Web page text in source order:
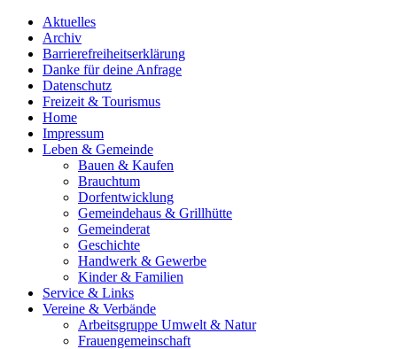
Aktuelles
Archiv
Barrierefreiheitserklärung
Danke für deine Anfrage
Datenschutz
Freizeit & Tourismus
Home
Impressum
Leben & Gemeinde
Bauen & Kaufen
Brauchtum
Dorfentwicklung
Gemeindehaus & Grillhütte
Gemeinderat
Geschichte
Handwerk & Gewerbe
Kinder & Familien
Service & Links
Vereine & Verbände
Arbeitsgruppe Umwelt & Natur
Frauengemeinschaft